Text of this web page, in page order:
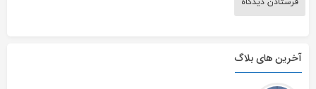
آخرین های بلاگ